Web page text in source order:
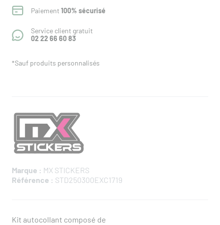
Paiement100% sécurisé
Service client gratuit
02 22 66 60 83
*Sauf produits personnalisés
Marque : MX STICKERS
Référence : STD250300EXC1719
Kit autocollant composé de